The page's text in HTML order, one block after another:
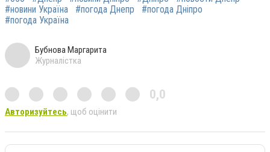
#новини Україна
#погода Днепр
#погода Дніпро
#погода Україна
Бубнова Маргарита
Журналістка
0,0
Авторизуйтесь, щоб оцінити